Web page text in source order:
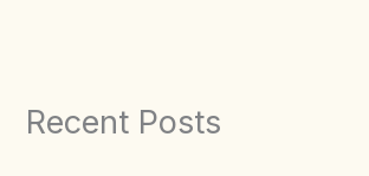
Recent Posts